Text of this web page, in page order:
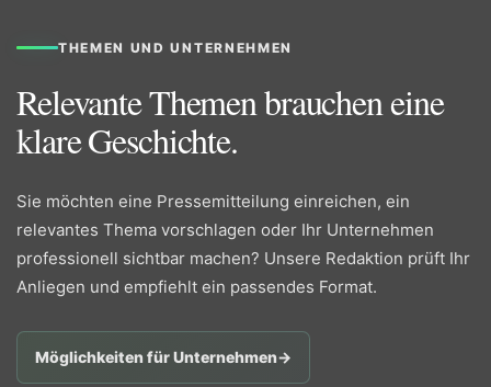
THEMEN UND UNTERNEHMEN
Relevante Themen brauchen eine
klare Geschichte.
Sie möchten eine Pressemitteilung einreichen, ein
relevantes Thema vorschlagen oder Ihr Unternehmen
professionell sichtbar machen? Unsere Redaktion prüft Ihr
Anliegen und empfiehlt ein passendes Format.
Möglichkeiten für Unternehmen→